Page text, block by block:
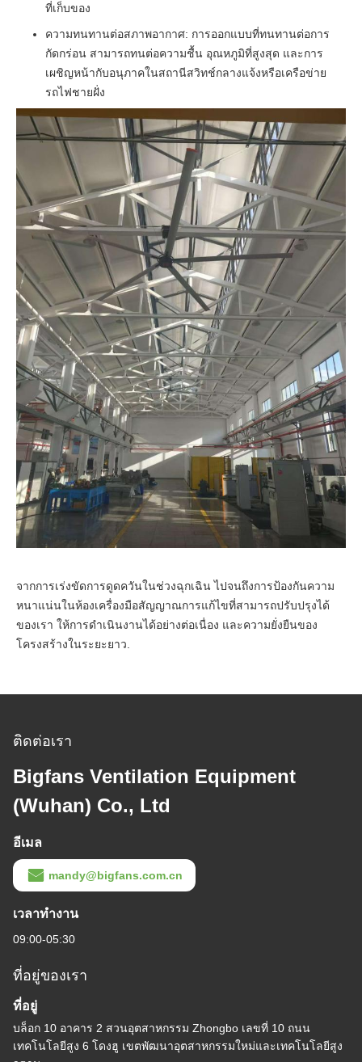
ที่เก็บของ
ความทนทานต่อสภาพอากาศ: การออกแบบที่ทนทานต่อการ
กัดกร่อน สามารถทนต่อความชื้น อุณหภูมิที่สูงสุด และการ
เผชิญหน้ากับอนุภาคในสถานีสวิทช์กลางแจ้งหรือเครือข่าย
รถไฟชายฝั่ง
จากการเร่งขัดการดูดควันในช่วงฉุกเฉิน ไปจนถึงการป้องกันความ
หนาแน่นในห้องเครื่องมือสัญญาณการแก้ไขที่สามารถปรับปรุงได้
ของเรา ให้การดําเนินงานได้อย่างต่อเนื่อง และความยั่งยืนของ
โครงสร้างในระยะยาว.
ติดต่อเรา
Bigfans Ventilation Equipment
(Wuhan) Co., Ltd
อีเมล
mandy@bigfans.com.cn
เวลาทํางาน
09:00-05:30
ที่อยู่ของเรา
ที่อยู่
บล็อก 10 อาคาร 2 สวนอุตสาหกรรม Zhongbo เลขที่ 10 ถนน
เทคโนโลยีสูง 6 โดงฮู เขตพัฒนาอุตสาหกรรมใหม่และเทคโนโลยีสูง